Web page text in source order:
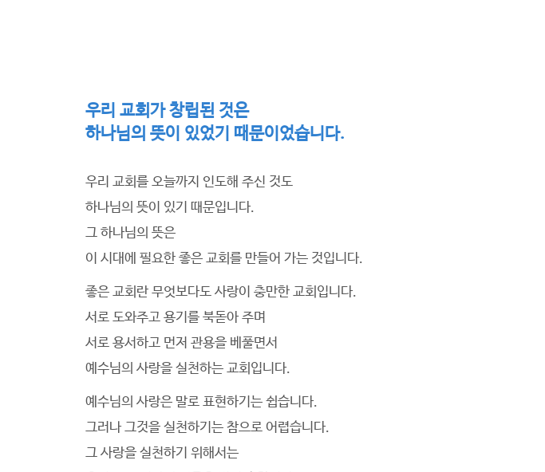
우리 교회가 창립된 것은
하나님의 뜻이 있었기 때문이었습니다.
우리 교회를 오늘까지 인도해 주신 것도
하나님의 뜻이 있기 때문입니다.
그 하나님의 뜻은
이 시대에 필요한 좋은 교회를 만들어 가는 것입니다.
좋은 교회란 무엇보다도 사랑이 충만한 교회입니다.
서로 도와주고 용기를 북돋아 주며
서로 용서하고 먼저 관용을 베풀면서
예수님의 사랑을 실천하는 교회입니다.
예수님의 사랑은 말로 표현하기는 쉽습니다.
그러나 그것을 실천하기는 참으로 어렵습니다.
그 사랑을 실천하기 위해서는